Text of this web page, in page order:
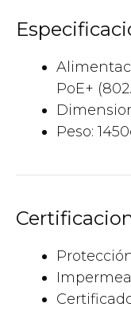
PoE+
Peso: